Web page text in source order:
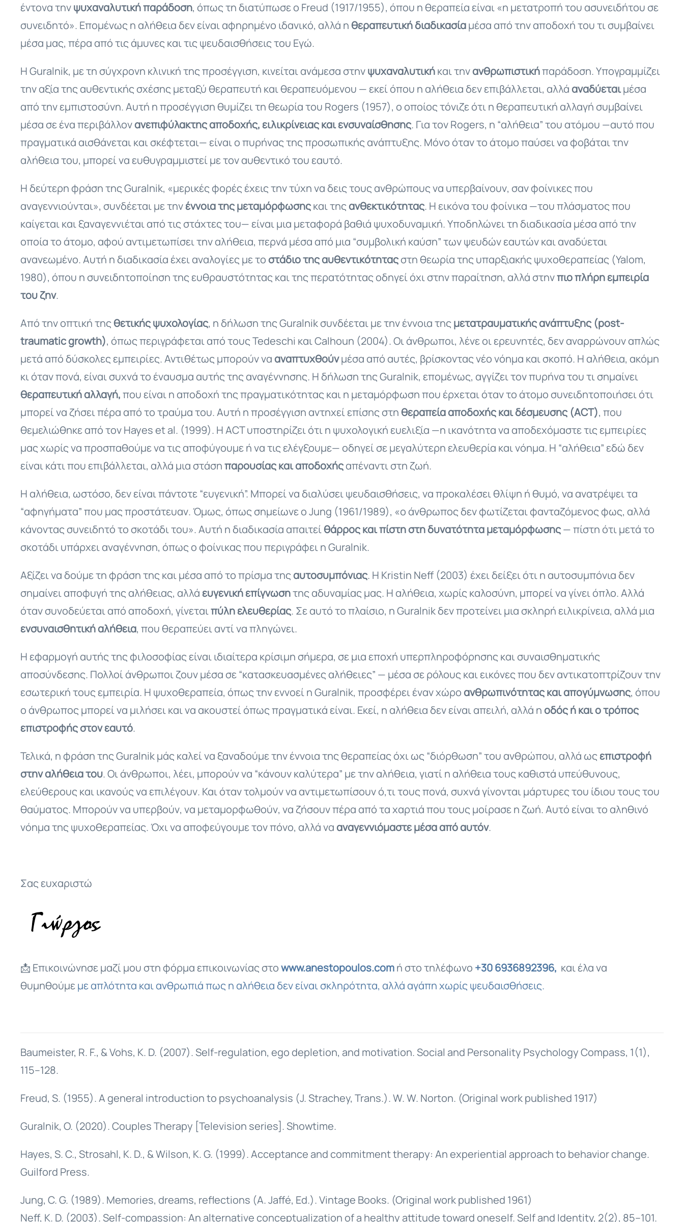
έντονα τηνψυχαναλυτική παράδοση, όπως τη διατύπωσε ο Freud (1917/1955), όπου η θεραπεία είναι «η μετατροπή του ασυνειδήτου σε
συνειδητό». Επομένως η αλήθεια δεν είναι αφηρημένο ιδανικό, αλλά ηθεραπευτική διαδικασίαμέσα από την αποδοχή του τι συμβαίνει
μέσα μας, πέρα από τις άμυνες και τις ψευδαισθήσεις του Εγώ.
Η Guralnik, με τη σύγχρονη κλινική της προσέγγιση, κινείται ανάμεσα στηνψυχαναλυτικήκαι τηνανθρωπιστικήπαράδοση. Υπογραμμίζει
την αξία της αυθεντικής σχέσης μεταξύ θεραπευτή και θεραπευόμενου — εκεί όπου η αλήθεια δεν επιβάλλεται, αλλάαναδύεταιμέσα
από την εμπιστοσύνη. Αυτή η προσέγγιση θυμίζει τη θεωρία του Rogers (1957), ο οποίος τόνιζε ότι η θεραπευτική αλλαγή συμβαίνει
μέσα σε ένα περιβάλλονανεπιφύλακτης αποδοχής, ειλικρίνειας και ενσυναίσθησης. Για τον Rogers, η “αλήθεια” του ατόμου —αυτό που
πραγματικά αισθάνεται και σκέφτεται— είναι ο πυρήνας της προσωπικής ανάπτυξης. Μόνο όταν το άτομο παύσει να φοβάται την
αλήθεια του, μπορεί να ευθυγραμμιστεί με τον αυθεντικό του εαυτό.
Η δεύτερη φράση της Guralnik, «μερικές φορές έχεις την τύχη να δεις τους ανθρώπους να υπερβαίνουν, σαν φοίνικες που
αναγεννιούνται», συνδέεται με τηνέννοια της μεταμόρφωσηςκαι τηςανθεκτικότητας. Η εικόνα του φοίνικα —του πλάσματος που
καίγεται και ξαναγεννιέται από τις στάχτες του— είναι μια μεταφορά βαθιά ψυχοδυναμική. Υποδηλώνει τη διαδικασία μέσα από την
οποία το άτομο, αφού αντιμετωπίσει την αλήθεια, περνά μέσα από μια “συμβολική καύση” των ψευδών εαυτών και αναδύεται
ανανεωμένο. Αυτή η διαδικασία έχει αναλογίες με τοστάδιο της αυθεντικότηταςστη θεωρία της υπαρξιακής ψυχοθεραπείας (Yalom,
1980), όπου η συνειδητοποίηση της ευθραυστότητας και της περατότητας οδηγεί όχι στην παραίτηση, αλλά στηνπιο πλήρη εμπειρία
του ζην.
Από την οπτική τηςθετικής ψυχολογίας, η δήλωση της Guralnik συνδέεται με την έννοια τηςμετατραυματικής ανάπτυξης (post-
traumatic growth), όπως περιγράφεται από τους Tedeschi και Calhoun (2004). Οι άνθρωποι, λένε οι ερευνητές, δεν αναρρώνουν απλώς
μετά από δύσκολες εμπειρίες. Αντιθέτως μπορούν νααναπτυχθούνμέσα από αυτές, βρίσκοντας νέο νόημα και σκοπό. Η αλήθεια, ακόμη
κι όταν πονά, είναι συχνά το έναυσμα αυτής της αναγέννησης. Η δήλωση της Guralnik, επομένως, αγγίζει τον πυρήνα του τι σημαίνει
θεραπευτική αλλαγή,που είναι η αποδοχή της πραγματικότητας και η μεταμόρφωση που έρχεται όταν το άτομο συνειδητοποιήσει ότι
μπορεί να ζήσει πέρα από το τραύμα του. Αυτή η προσέγγιση αντηχεί επίσης στηθεραπεία αποδοχής και δέσμευσης (ACT), που
θεμελιώθηκε από τον Hayes et al. (1999). Η ACT υποστηρίζει ότι η ψυχολογική ευελιξία —η ικανότητα να αποδεχόμαστε τις εμπειρίες
μας χωρίς να προσπαθούμε να τις αποφύγουμε ή να τις ελέγξουμε— οδηγεί σε μεγαλύτερη ελευθερία και νόημα. Η “αλήθεια” εδώ δεν
είναι κάτι που επιβάλλεται, αλλά μια στάσηπαρουσίας και αποδοχήςαπέναντι στη ζωή.
Η αλήθεια, ωστόσο, δεν είναι πάντοτε “ευγενική”. Μπορεί να διαλύσει ψευδαισθήσεις, να προκαλέσει θλίψη ή θυμό, να ανατρέψει τα
“αφηγήματα” που μας προστάτευαν. Όμως, όπως σημείωνε ο Jung (1961/1989), «ο άνθρωπος δεν φωτίζεται φανταζόμενος φως, αλλά
κάνοντας συνειδητό το σκοτάδι του». Αυτή η διαδικασία απαιτείθάρρος και πίστη στη δυνατότητα μεταμόρφωσης— πίστη ότι μετά το
σκοτάδι υπάρχει αναγέννηση, όπως ο φοίνικας που περιγράφει η Guralnik.
Αξίζει να δούμε τη φράση της και μέσα από το πρίσμα τηςαυτοσυμπόνιας. Η Kristin Neff (2003) έχει δείξει ότι η αυτοσυμπόνια δεν
σημαίνει αποφυγή της αλήθειας, αλλάευγενική επίγνωσητης αδυναμίας μας. Η αλήθεια, χωρίς καλοσύνη, μπορεί να γίνει όπλο. Αλλά
όταν συνοδεύεται από αποδοχή, γίνεταιπύλη ελευθερίας. Σε αυτό το πλαίσιο, η Guralnik δεν προτείνει μια σκληρή ειλικρίνεια, αλλά μια
ενσυναισθητική αλήθεια, που θεραπεύει αντί να πληγώνει.
Η εφαρμογή αυτής της φιλοσοφίας είναι ιδιαίτερα κρίσιμη σήμερα, σε μια εποχή υπερπληροφόρησης και συναισθηματικής
αποσύνδεσης. Πολλοί άνθρωποι ζουν μέσα σε “κατασκευασμένες αλήθειες” — μέσα σε ρόλους και εικόνες που δεν αντικατοπτρίζουν την
εσωτερική τους εμπειρία. Η ψυχοθεραπεία, όπως την εννοεί η Guralnik, προσφέρει έναν χώροανθρωπινότητας και απογύμνωσης, όπου
ο άνθρωπος μπορεί να μιλήσει και να ακουστεί όπως πραγματικά είναι. Εκεί, η αλήθεια δεν είναι απειλή, αλλά ηοδός ή και ο τρόπος
επιστροφής στον εαυτό.
Τελικά, η φράση της Guralnik μάς καλεί να ξαναδούμε την έννοια της θεραπείας όχι ως “διόρθωση” του ανθρώπου, αλλά ωςεπιστροφή
στην αλήθεια του. Οι άνθρωποι, λέει, μπορούν να “κάνουν καλύτερα” με την αλήθεια, γιατί η αλήθεια τους καθιστά υπεύθυνους,
ελεύθερους και ικανούς να επιλέγουν. Και όταν τολμούν να αντιμετωπίσουν ό,τι τους πονά, συχνά γίνονται μάρτυρες του ίδιου τους του
θαύματος. Μπορούν να υπερβούν, να μεταμορφωθούν, να ζήσουν πέρα από τα χαρτιά που τους μοίρασε η ζωή. Αυτό είναι το αληθινό
νόημα της ψυχοθεραπείας. Όχι να αποφεύγουμε τον πόνο, αλλά νααναγεννιόμαστε μέσα από αυτόν.
Σας ευχαριστώ
📩 Επικοινώνησε μαζί μου στη φόρμα επικοινωνίας στοwww.anestopoulos.comή στο τηλέφωνο +30 6936892396, και έλα να
θυμηθούμεμε απλότητα και ανθρωπιά πως η αλήθεια δεν είναι σκληρότητα, αλλάαγάπη χωρίς ψευδαισθήσεις.
Baumeister, R. F., & Vohs, K. D. (2007). Self-regulation, ego depletion, and motivation. Social and Personality Psychology Compass, 1(1),
115–128.
Freud, S. (1955). A general introduction to psychoanalysis (J. Strachey, Trans.). W. W. Norton. (Original work published 1917)
Guralnik, O. (2020). Couples Therapy [Television series]. Showtime.
Hayes, S. C., Strosahl, K. D., & Wilson, K. G. (1999). Acceptance and commitment therapy: An experiential approach to behavior change.
Guilford Press.
Jung, C. G. (1989). Memories, dreams, reflections (A. Jaffé, Ed.). Vintage Books. (Original work published 1961)
Neff, K. D. (2003). Self-compassion: An alternative conceptualization of a healthy attitude toward oneself. Self and Identity, 2(2), 85–101.